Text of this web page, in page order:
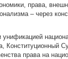
права,
– через
Конституционный
права на